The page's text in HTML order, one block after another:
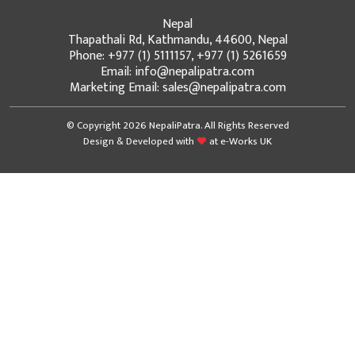
Nepal
Thapathali Rd, Kathmandu, 44600, Nepal
Phone: +977 (1) 5111157, +977 (1) 5261659
Email: info@nepalipatra.com
Marketing Email: sales@nepalipatra.com
© Copyright 2026 NepaliPatra. All Rights Reserved
Design & Developed with
ate-Works UK